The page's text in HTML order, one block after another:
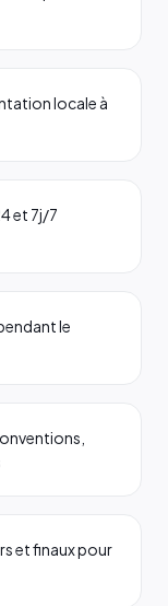
locale à
et 7j/7
le
et finaux pour